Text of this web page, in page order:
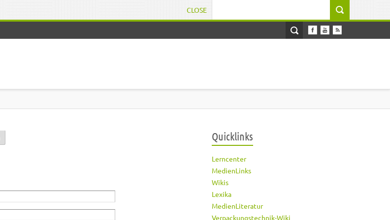
CLOSE
Quicklinks
Lerncenter
MedienLinks
Wikis
Lexika
MedienLiteratur
Verpackungstechnik-Wiki